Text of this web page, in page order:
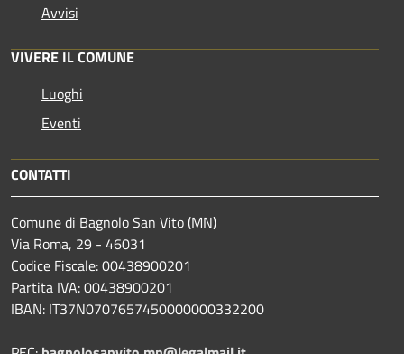
Avvisi
VIVERE IL COMUNE
Luoghi
Eventi
CONTATTI
Comune di Bagnolo San Vito (MN)
Via Roma, 29 - 46031
Codice Fiscale: 00438900201
Partita IVA: 00438900201
IBAN: IT37N0707657450000000332200